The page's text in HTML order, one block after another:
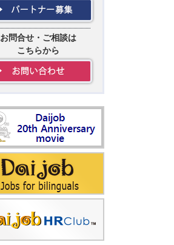
お問合せ・ご相談は
こちらから